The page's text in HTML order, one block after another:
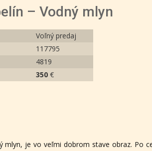
– Vodný mlyn
Voľný predaj
117795
4819
350 €
mlyn, je vo veľmi dobrom stave obraz. Po